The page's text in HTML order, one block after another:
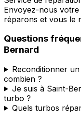
Envoyez-nous
réparons et vous le
Questions
Bernard
Reconditionner
combien ?
Je suis à Saint-
turbo ?
Quels turbos